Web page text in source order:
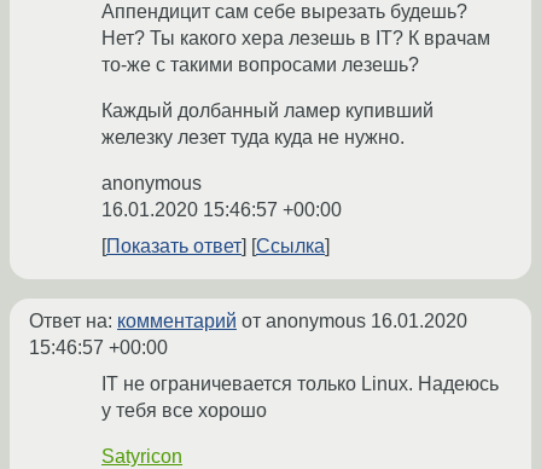
Аппендицит сам себе вырезать будешь?
Нет? Ты какого хера лезешь в IT? К врачам
то-же с такими вопросами лезешь?
Каждый долбанный ламер купивший
железку лезет туда куда не нужно.
anonymous
16.01.2020 15:46:57 +00:00
Показать ответ
Ссылка
Ответ на: комментарий от anonymous 16.01.2020
15:46:57 +00:00
IT не ограничевается только Linux. Надеюсь
у тебя все хорошо
Satyricon